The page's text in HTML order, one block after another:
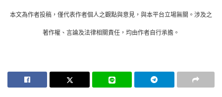
本文為作者投稿，僅代表作者個人之觀點與意見，與本平台立場無關。涉及之
著作權、言論及法律相關責任，均由作者自行承擔。